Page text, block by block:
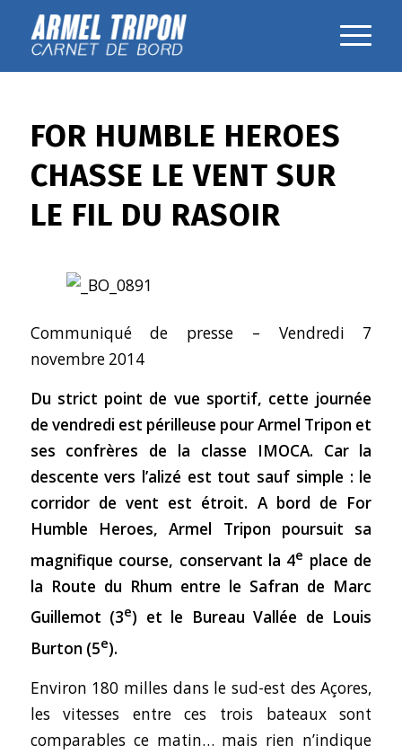
FOR HUMBLE HEROES
CHASSE LE VENT SUR
LE FIL DU RASOIR
Communiqué de presse – Vendredi 7
novembre 2014
Du strict point de vue sportif, cette journée
de vendredi est périlleuse pour Armel Tripon et
ses confrères de la classe IMOCA. Car la
descente vers l’alizé est tout sauf simple : le
corridor de vent est étroit. A bord de For
Humble Heroes, Armel Tripon poursuit sa
magnifique course, conservant la 4e place de
la Route du Rhum entre le Safran de Marc
Guillemot (3e) et le Bureau Vallée de Louis
Burton (5e).
Environ 180 milles dans le sud-est des Açores,
les vitesses entre ces trois bateaux sont
comparables ce matin… mais rien n’indique